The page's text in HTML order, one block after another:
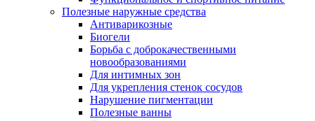
Полезные наружные средства
Антиварикозные
Биогели
Борьба с доброкачественными
новообразованиями
Для интимных зон
Для укрепления стенок сосудов
Нарушение пигментации
Полезные ванны